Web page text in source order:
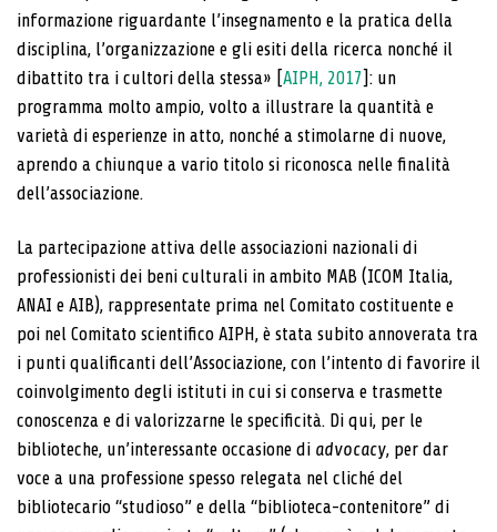
informazione riguardante l’insegnamento e la pratica della
disciplina, l’organizzazione e gli esiti della ricerca nonché il
dibattito tra i cultori della stessa» [AIPH, 2017]: un
programma molto ampio, volto a illustrare la quantità e
varietà di esperienze in atto, nonché a stimolarne di nuove,
aprendo a chiunque a vario titolo si riconosca nelle finalità
dell’associazione.
La partecipazione attiva delle associazioni nazionali di
professionisti dei beni culturali in ambito MAB (ICOM Italia,
ANAI e AIB), rappresentate prima nel Comitato costituente e
poi nel Comitato scientifico AIPH, è stata subito annoverata tra
i punti qualificanti dell’Associazione, con l’intento di favorire il
coinvolgimento degli istituti in cui si conserva e trasmette
conoscenza e di valorizzarne le specificità. Di qui, per le
biblioteche, un’interessante occasione di advocacy, per dar
voce a una professione spesso relegata nel cliché del
bibliotecario “studioso” e della “biblioteca-contenitore” di